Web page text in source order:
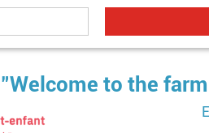
to the
Image